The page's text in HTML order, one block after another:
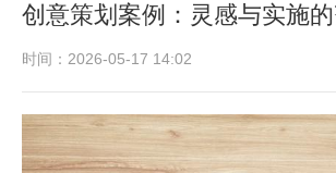
创意策划案例：灵感与实施
时间：2026-05-17 14:02